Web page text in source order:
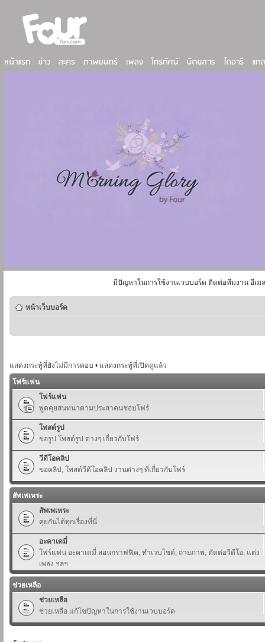
มีปัญหาในการใช้งานเวบบอร์ด ติดต่อทีมงาน อีเม
หน้าเว็บบอร์ด
แสดงกระทู้ที่ยังไม่มีการตอบ • แสดงกระทู้ที่เปิดดูแล้ว
โฟร์แฟน
โฟร์แฟน
พูดคุยสนทนาตามประสาคนชอบโฟร์
โพสต์รูป
ขอรูป โพสต์รูป ต่างๆ เกี่ยวกับโฟร์
วีดีโอคลิป
ขอคลิป, โพสต์วีดีโอคลิป งานต่างๆ ที่เกี่ยวกับโฟร์
สัพเพเหระ
สัพเพเหระ
คุยกันได้ทุกเรื่องที่นี่
อะคาเดมี่
โฟร์แฟน อะคาเดมี่ สอนกราฟฟิค, ทำเวบไซต์, ถ่ายภาพ, ตัดต่อวีดีโอ, แต่ง
เพลง ฯลฯ
ช่วยเหลือ
ช่วยเหลือ
ช่วยเหลือ แก้ไขปัญหาในการใช้งานเวบบอร์ด